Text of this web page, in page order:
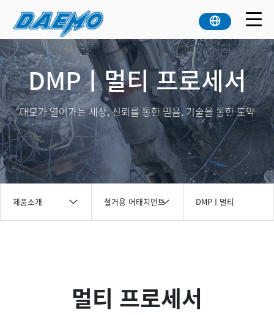
DMPㅣ멀티 프로세서
대모가 열어가는 세상, 신뢰를 통한 믿음, 기술을 통한 도약
제품소개 철거용 어태치먼트 DMPㅣ멀티
멀티 프로세서